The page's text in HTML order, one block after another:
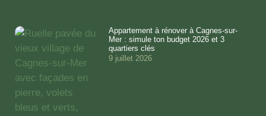
Appartement à rénover à Cagnes-sur-
Mer : simule ton budget 2026 et 3
quartiers clés
9 juillet 2026